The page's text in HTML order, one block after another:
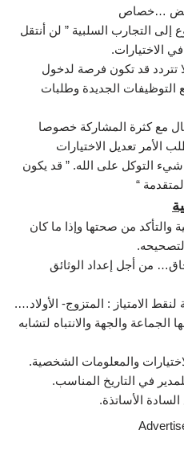
فائض …خصاص
التجارب السلبية ” لن أنتقل
الاختيارات.
تتردد قد تكون فرصة لدخول
التوظيفات الجديدة وطلبات
مع كثرة المشاركة خصوصا
الأمر تعديل الاختيارات
شيء التوكل على الله. ” قد يكون
“
من صحتها وإذا ما كان
من أجل إعداد الوثائق
الامتياز : المتزوج- الأولاد….
والجهة والانتباه لتشابه
والمعلومات الشخصية.
في التاريخ المناسب.
الأساتذة.